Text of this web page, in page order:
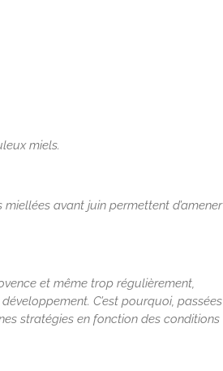
miels.
avant juin permettent d’amener
et même trop régulièrement,
C’est pourquoi, passées
stratégies en fonction des conditions